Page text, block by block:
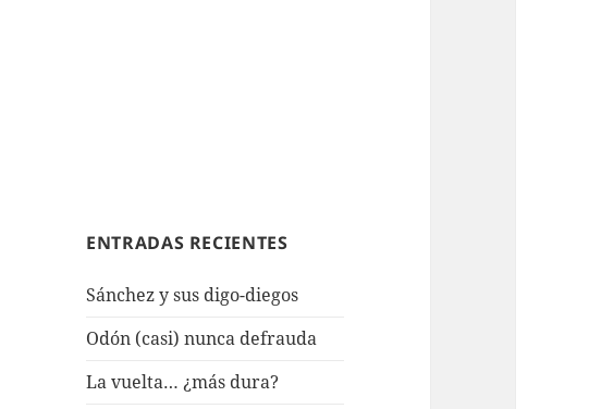
ENTRADAS RECIENTES
Sánchez y sus digo-diegos
Odón (casi) nunca defrauda
La vuelta… ¿más dura?